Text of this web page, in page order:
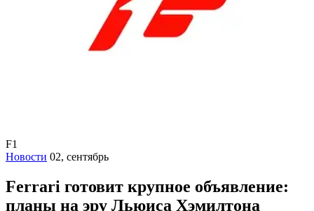
F1
Новости 02, сентябрь
Ferrari готовит крупное объявление:
планы на эру Льюиса Хэмилтона